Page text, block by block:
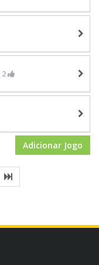
2
Adicionar Jogo